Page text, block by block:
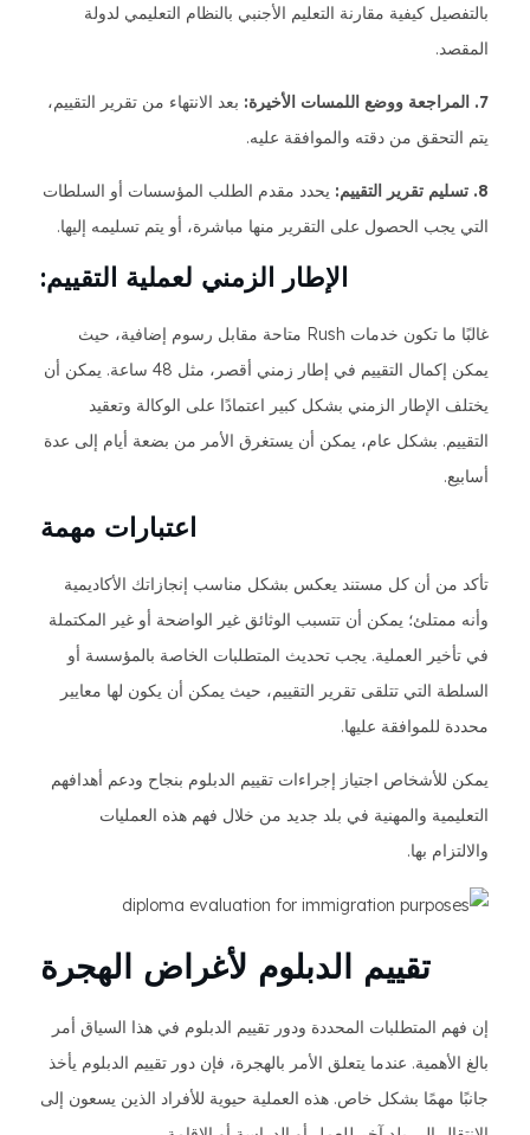
بالتفصيل كيفية مقارنة التعليم الأجنبي بالنظام التعليمي لدولة
المقصد.
7. المراجعة ووضع اللمسات الأخيرة:
بعد الانتهاء من تقرير التقييم،
يتم التحقق من دقته والموافقة عليه.
8. تسليم تقرير التقييم:
يحدد مقدم الطلب المؤسسات أو السلطات
التي يجب الحصول على التقرير منها مباشرة، أو يتم تسليمه إليها.
الإطار الزمني لعملية التقييم:
غالبًا ما تكون خدمات Rush متاحة مقابل رسوم إضافية، حيث
يمكن إكمال التقييم في إطار زمني أقصر، مثل 48 ساعة. يمكن أن
يختلف الإطار الزمني بشكل كبير اعتمادًا على الوكالة وتعقيد
التقييم. بشكل عام، يمكن أن يستغرق الأمر من بضعة أيام إلى عدة
أسابيع.
اعتبارات مهمة
تأكد من أن كل مستند يعكس بشكل مناسب إنجازاتك الأكاديمية
وأنه ممتلئ؛ يمكن أن تتسبب الوثائق غير الواضحة أو غير المكتملة
في تأخير العملية. يجب تحديث المتطلبات الخاصة بالمؤسسة أو
السلطة التي تتلقى تقرير التقييم، حيث يمكن أن يكون لها معايير
محددة للموافقة عليها.
يمكن للأشخاص اجتياز إجراءات تقييم الدبلوم بنجاح ودعم أهدافهم
التعليمية والمهنية في بلد جديد من خلال فهم هذه العمليات
والالتزام بها.
تقييم الدبلوم لأغراض الهجرة
إن فهم المتطلبات المحددة ودور تقييم الدبلوم في هذا السياق أمر
بالغ الأهمية. عندما يتعلق الأمر بالهجرة، فإن دور تقييم الدبلوم يأخذ
جانبًا مهمًا بشكل خاص. هذه العملية حيوية للأفراد الذين يسعون إلى